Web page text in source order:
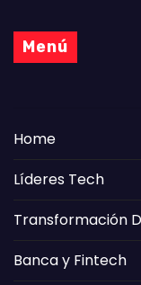
Menú
Home
Líderes Tech
Transformación
Banca y Fintech